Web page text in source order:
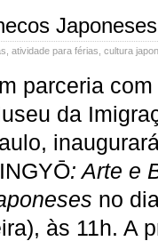
atividade para férias cultura
parceria
da
: Arte e
no
às 11h. A